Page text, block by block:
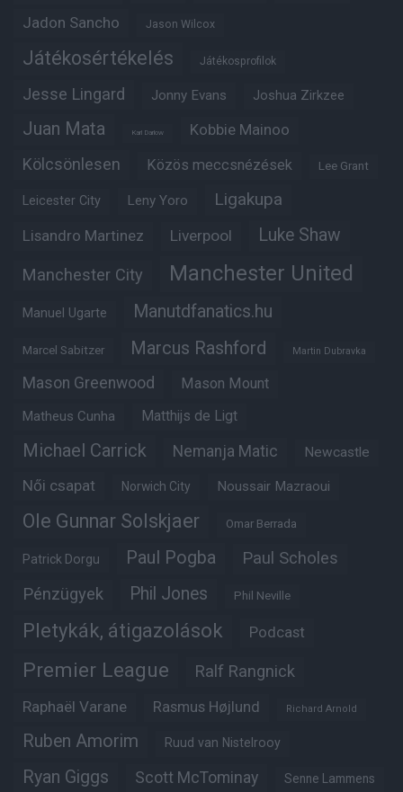
Jadon Sancho Jason Wilcox
Játékosértékelés Játékosprofilok
Jesse Lingard Jonny Evans Joshua Zirkzee
Juan Mata Karl Darlow Kobbie Mainoo
Kölcsönlesen Közös meccsnézések Lee Grant
Leicester City Leny Yoro Ligakupa
Lisandro Martinez Liverpool Luke Shaw
Manchester City Manchester United
Manuel Ugarte Manutdfanatics.hu
Marcel Sabitzer Marcus Rashford Martin Dubravka
Mason Greenwood Mason Mount
Matheus Cunha Matthijs de Ligt
Michael Carrick Nemanja Matic Newcastle
Női csapat Norwich City Noussair Mazraoui
Ole Gunnar Solskjaer Omar Berrada
Patrick Dorgu Paul Pogba Paul Scholes
Pénzügyek Phil Jones Phil Neville
Pletykák, átigazolások Podcast
Premier League Ralf Rangnick
Raphaël Varane Rasmus Højlund Richard Arnold
Ruben Amorim Ruud van Nistelrooy
Ryan Giggs Scott McTominay Senne Lammens